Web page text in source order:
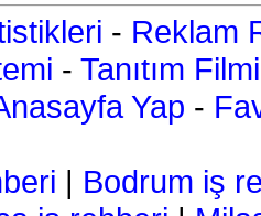
- Reklam
- Tanıtım Filmi
Yap -
| Bodrum iş